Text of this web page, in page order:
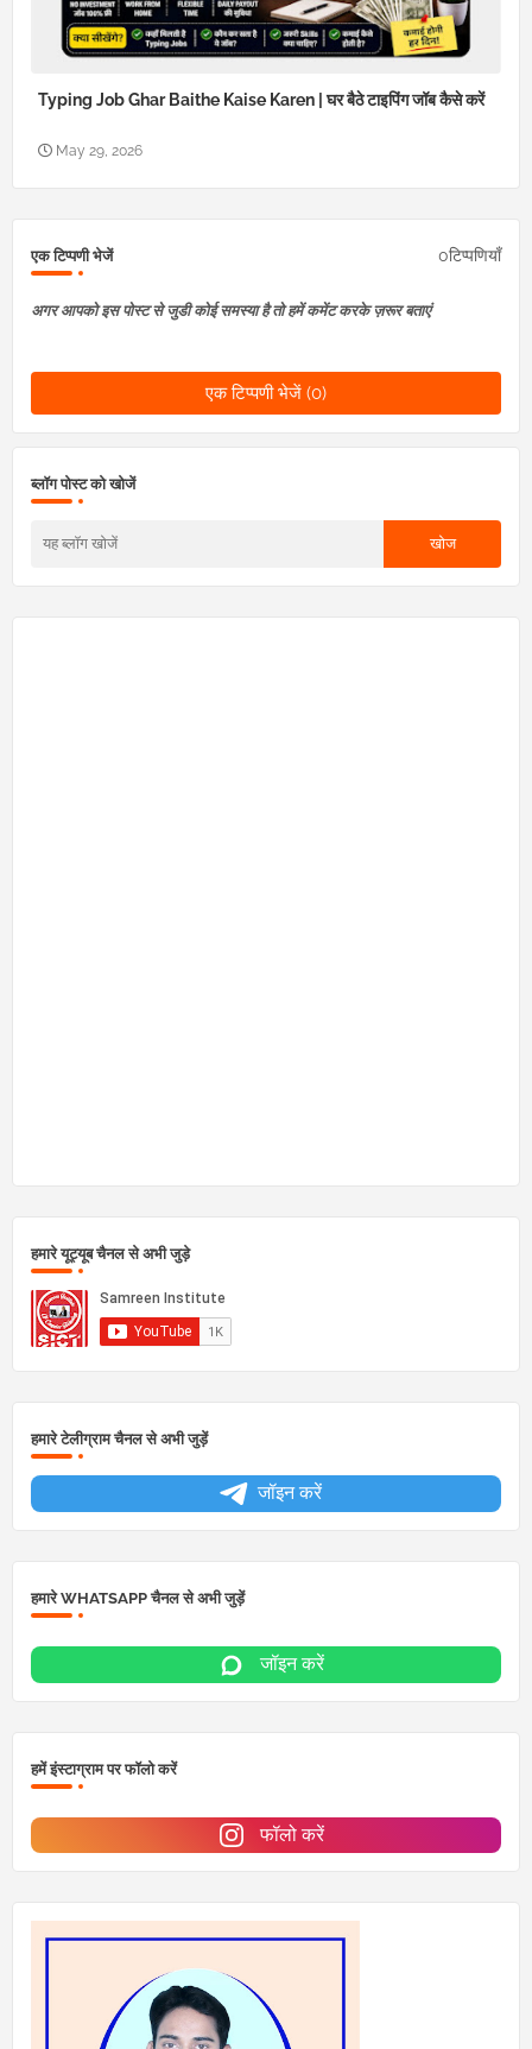
Typing Job Ghar Baithe Kaise Karen | घर बैठे टाइपिंग जॉब कैसे करें
May 29, 2026
एक टिप्पणी भेजें 0टिप्पणियाँ
अगर आपको इस पोस्ट से जुडी कोई समस्या है तो हमें कमेंट करके ज़रूर बताएं
एक टिप्पणी भेजें (0)
ब्लॉग पोस्ट को खोजें
हमारे यूट्यूब चैनल से अभी जुड़े
हमारे टेलीग्राम चैनल से अभी जुड़ें
जॉइन करें
हमारे WHATSAPP चैनल से अभी जुड़ें
जॉइन करें
हमें इंस्टाग्राम पर फॉलो करें
फॉलो करें